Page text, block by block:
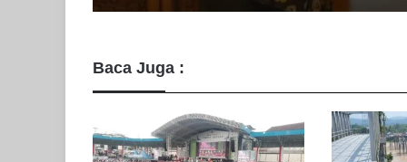
Baca Juga :